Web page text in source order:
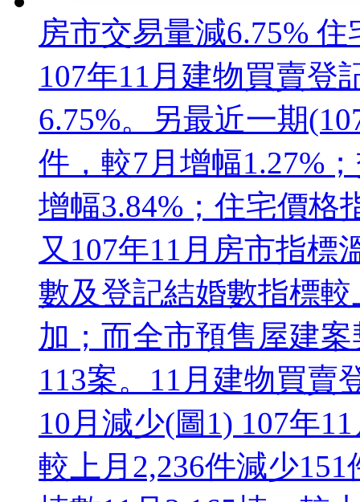
房市交易量減6.75%
107年11月建物買賣登
6.75%。另最近一期
件，較7月增幅1.27%
增幅3.84%；住宅價格
又107年11月房市指標
數及登記結婚數指標
加；而全市預售屋建
113案。11月建物買賣
10月減少(圖1) 107年
較上月2,236件減少